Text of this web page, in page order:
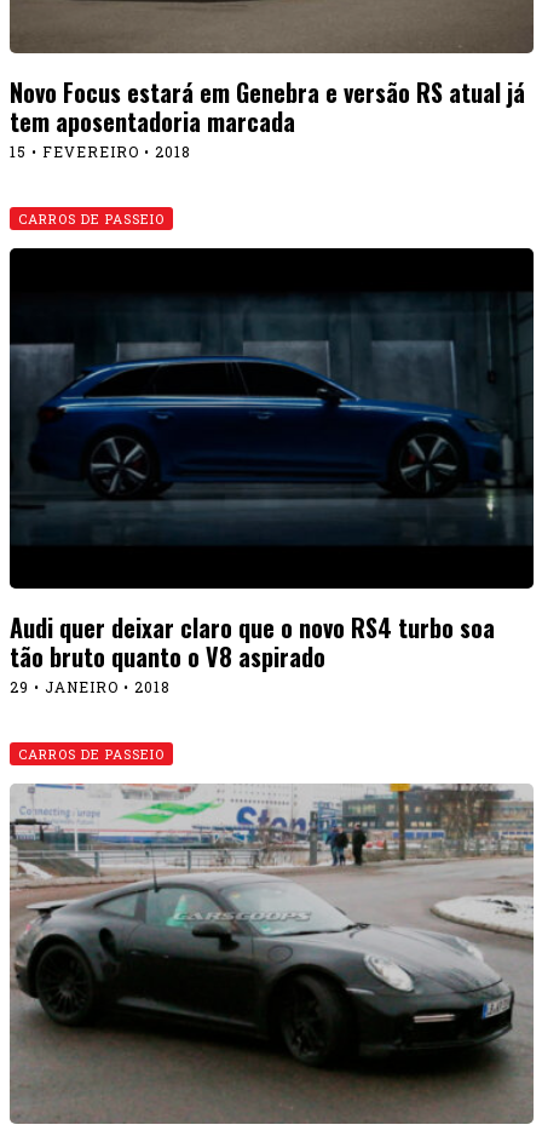
Novo Focus estará em Genebra e versão RS atual já
tem aposentadoria marcada
15 • FEVEREIRO • 2018
CARROS DE PASSEIO
Audi quer deixar claro que o novo RS4 turbo soa
tão bruto quanto o V8 aspirado
29 • JANEIRO • 2018
CARROS DE PASSEIO